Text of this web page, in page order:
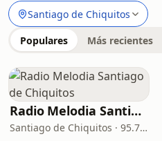
Santiago de Chiquitos
Populares Más recientes
Radio Melodia Santiago de Chiquitos
Santiago de Chiquitos · 95.7 FM